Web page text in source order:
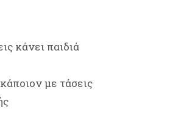
κάνει παιδιά
με τάσεις